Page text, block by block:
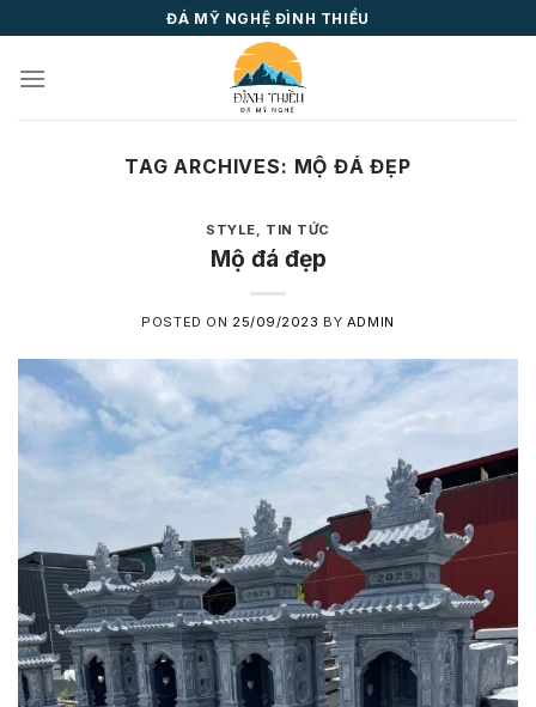
to
content
ĐÁ MỸ NGHỆ ĐÌNH THIỀU
TAG ARCHIVES: MỘ ĐÁ ĐẸP
STYLE, TIN TỨC
Mộ đá đẹp
POSTED ON 25/09/2023 BY ADMIN